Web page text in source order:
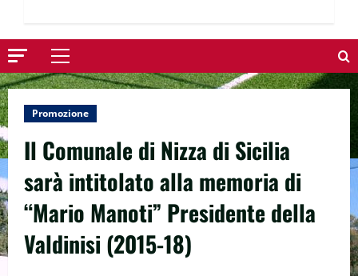
Menu
principale
Promozione
Il Comunale di Nizza di Sicilia
sarà intitolato alla memoria di
“Mario Manoti” Presidente della
Valdinisi (2015-18)